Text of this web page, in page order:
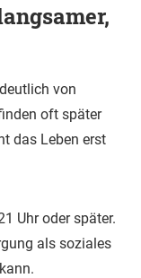
von
oft später
das Leben erst
Uhr oder später.
als soziales